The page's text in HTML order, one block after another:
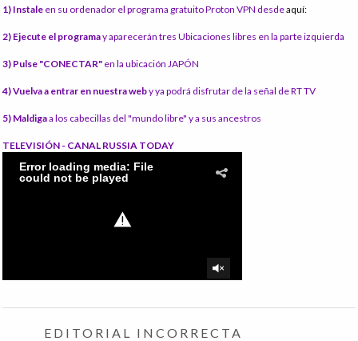
1) Instale en su ordenador el programa gratuito Proton VPN desdeaquí:
2) Ejecute el programay aparecerán tres Ubicaciones libres en la parte izquierda
3) Pulse "CONECTAR" en la ubicación JAPÓN
4) Vuelva a entrar en nuestra weby ya podrá disfrutar de la señal de RT TV
5) Maldigaa los cabecillas del "mundo libre" y a sus ancestros
TELEVISIÓN - CANAL RUSSIA TODAY
EDITORIAL INCORRECTA